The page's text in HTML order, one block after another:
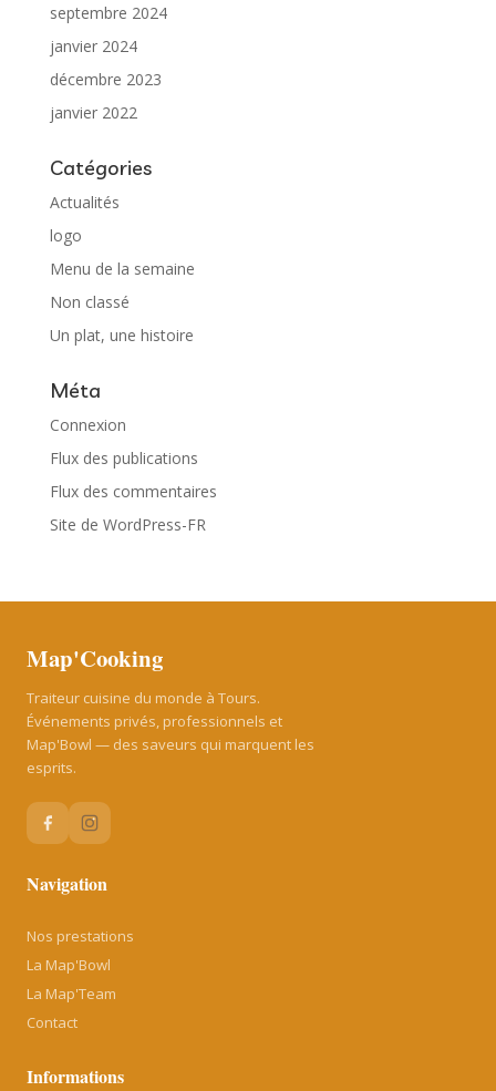
septembre 2024
janvier 2024
décembre 2023
janvier 2022
Catégories
Actualités
logo
Menu de la semaine
Non classé
Un plat, une histoire
Méta
Connexion
Flux des publications
Flux des commentaires
Site de WordPress-FR
Map'Cooking
Traiteur cuisine du monde à Tours.
Événements privés, professionnels et
Map'Bowl — des saveurs qui marquent les
esprits.
Navigation
Nos prestations
La Map'Bowl
La Map'Team
Contact
Informations